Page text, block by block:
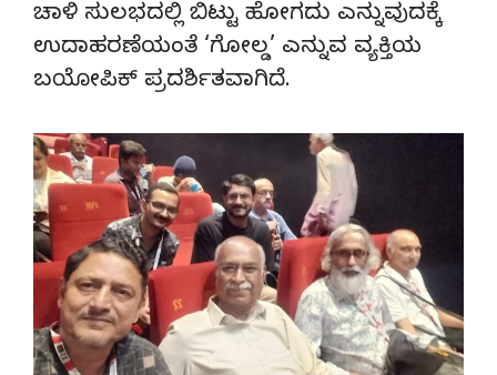
ಚಾಳಿ‌ ಸುಲಭದಲ್ಲಿ ಬಿಟ್ಟು ಹೋಗದು ಎನ್ನುವುದಕ್ಕೆ
ಉದಾಹರಣೆಯಂತೆ ‘ಗೋಲ್ಡ’ ಎನ್ನುವ ವ್ಯಕ್ತಿಯ
ಬಯೋಪಿಕ್‌ ಪ್ರದರ್ಶಿತವಾಗಿದೆ.